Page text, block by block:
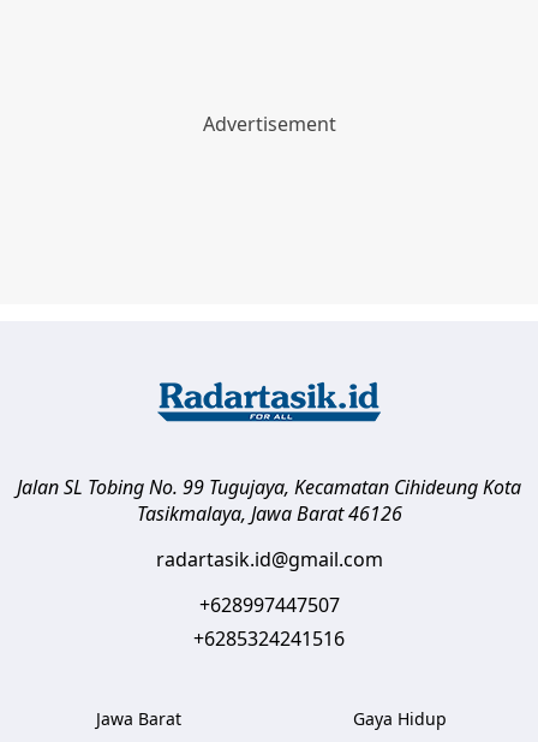
Jalan SL Tobing No. 99 Tugujaya, Kecamatan CihideungKota
Tasikmalaya, Jawa Barat 46126
radartasik.id@gmail.com
+628997447507
+6285324241516
Jawa Barat Gaya Hidup